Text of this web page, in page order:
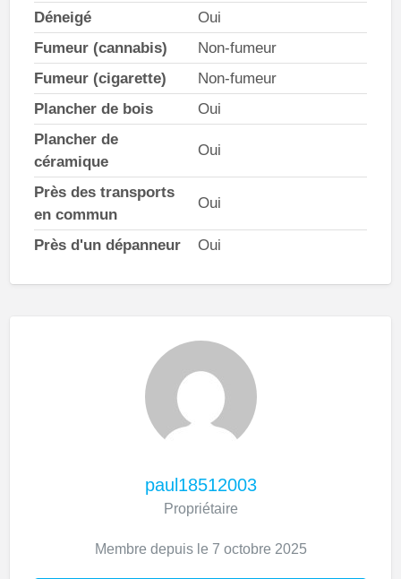
Déneigé
Oui
Fumeur (cannabis)
Non-fumeur
Fumeur (cigarette)
Non-fumeur
Plancher de bois
Oui
Plancher de
céramique
Oui
Près des transports
en commun
Oui
Près d'un dépanneur Oui
paul18512003
Propriétaire
Membre depuis le 7 octobre 2025